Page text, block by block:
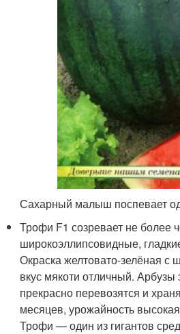
Сахарный малыш поспевает
Трофи F1 созревает не более
широкоэллипсовидные,
Окраска желтовато-зелёная с
вкус мякоти отличный. Арбузы
прекрасно перевозятся и
месяцев, урожайность
Трофи — один из гигантов